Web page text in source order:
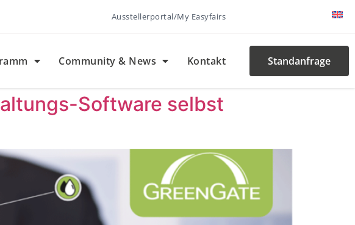
Ausstellerportal/My Easyfairs
Community & News Kontakt Standanfrage
Software selbst